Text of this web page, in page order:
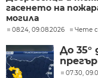
гасенето на
могила
08:24, 09.08.2026 Чете
До 35°
07:30,